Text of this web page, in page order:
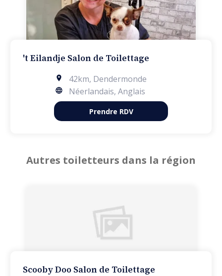
't Eilandje Salon de Toilettage
42km, Dendermonde
Néerlandais, Anglais
Prendre RDV
Autres toiletteurs dans la région
Scooby Doo Salon de Toilettage